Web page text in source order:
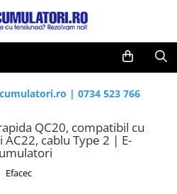
| 0734 523 766
QC20, compatibil cu
AC22, cablu Type 2 | E-
Efacec